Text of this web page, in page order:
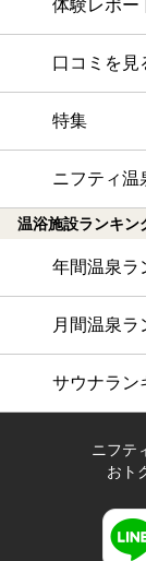
体験レポー
口コミを見
特集
ニフティ温
温浴施設ランキン
年間温泉ラ
月間温泉ラ
サウナラン
ニフテ
おト